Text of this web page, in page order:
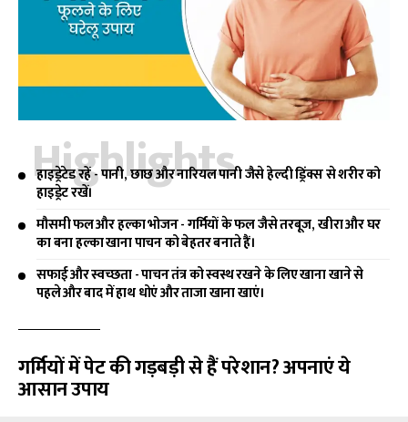
Highlights
हाइड्रेटेड रहें - पानी, छाछ और नारियल पानी जैसे हेल्दी ड्रिंक्स से शरीर को
हाइड्रेट रखें।
मौसमी फल और हल्का भोजन - गर्मियों के फल जैसे तरबूज, खीरा और घर
का बना हल्का खाना पाचन को बेहतर बनाते हैं।
सफाई और स्वच्छता - पाचन तंत्र को स्वस्थ रखने के लिए खाना खाने से
पहले और बाद में हाथ धोएं और ताजा खाना खाएं।
गर्मियों में पेट की गड़बड़ी से हैं परेशान? अपनाएं ये
आसान उपाय